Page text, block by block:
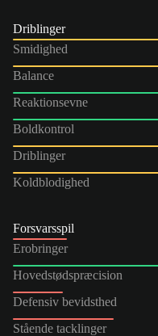
Driblinger
Smidighed
Balance
Reaktionsevne
Boldkontrol
Driblinger
Koldblodighed
Forsvarsspil
Erobringer
Hovedstødspræcision
Defensiv bevidsthed
Stående tacklinger